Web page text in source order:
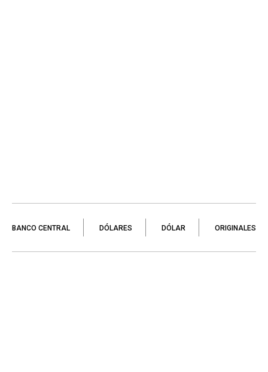
BANCO CENTRAL DÓLARES DÓLAR ORIGINALES